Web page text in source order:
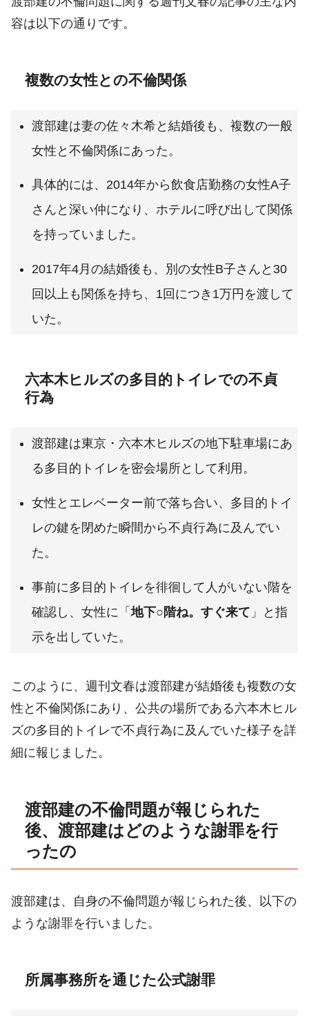
容は以下の通りです。
複数の女性との不倫関係
渡部建は妻の佐々木希と結婚後も、複数の一般
女性と不倫関係にあった。
具体的には、2014年から飲食店勤務の女性A子
さんと深い仲になり、ホテルに呼び出して関係
を持っていました。
2017年4月の結婚後も、別の女性B子さんと30
回以上も関係を持ち、1回につき1万円を渡して
いた。
六本木ヒルズの多目的トイレでの不貞
行為
渡部建は東京・六本木ヒルズの地下駐車場にあ
る多目的トイレを密会場所として利用。
女性とエレベーター前で落ち合い、多目的トイ
レの鍵を閉めた瞬間から不貞行為に及んでい
た。
事前に多目的トイレを徘徊して人がいない階を
確認し、女性に「地下○階ね。すぐ来て 」と指
示を出していた。
このように、週刊文春は渡部建が結婚後も複数の女
性と不倫関係にあり、公共の場所である六本木ヒル
ズの多目的トイレで不貞行為に及んでいた様子を詳
細に報じました。
渡部建の不倫問題が報じられた
後、渡部建はどのような謝罪を行
ったの
渡部建は、自身の不倫問題が報じられた後、以下の
ような謝罪を行いました。
所属事務所を通じた公式謝罪